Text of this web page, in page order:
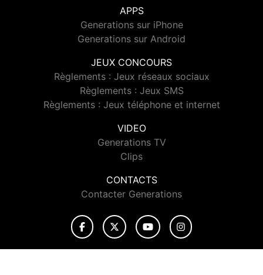
APPS
Generations sur iPhone
Generations sur Android
JEUX CONCOURS
Règlements : Jeux réseaux sociaux
Règlements : Jeux SMS
Règlements : Jeux téléphone et internet
VIDEO
Generations TV
Clips
CONTACTS
Contacter Generations